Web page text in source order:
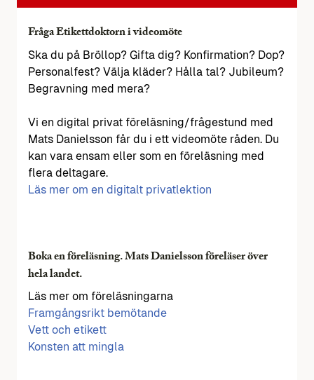
Fråga Etikettdoktorn i videomöte
Ska du på Bröllop? Gifta dig? Konfirmation? Dop?
Personalfest? Välja kläder? Hålla tal? Jubileum?
Begravning med mera?
Vi en digital privat föreläsning/frågestund med
Mats Danielsson får du i ett videomöte råden. Du
kan vara ensam eller som en föreläsning med
flera deltagare.
Läs mer om en digitalt privatlektion
Boka en föreläsning. Mats Danielsson föreläser över
hela landet.
Läs mer om föreläsningarna
Framgångsrikt bemötande
Vett och etikett
Konsten att mingla